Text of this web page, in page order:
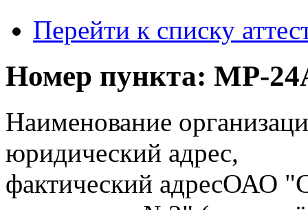
Перейти к списку
Номер пункта: МР-
Наименование
юридический адрес,
фактический адресОАО